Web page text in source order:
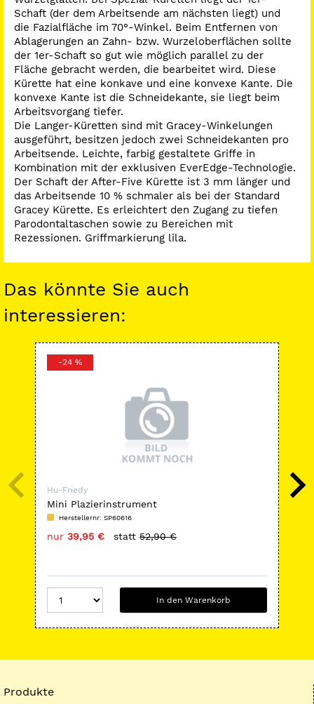
Schaft (der dem Arbeitsende am nächsten liegt) und
die Fazialfläche im 70°-Winkel. Beim Entfernen von
Ablagerungen an Zahn- bzw. Wurzeloberflächen sollte
der 1er-Schaft so gut wie möglich parallel zu der
Fläche gebracht werden, die bearbeitet wird. Diese
Kürette hat eine konkave und eine konvexe Kante. Die
konvexe Kante ist die Schneidekante, sie liegt beim
Arbeitsvorgang tiefer.
Die Langer-Küretten sind mit Gracey-Winkelungen
ausgeführt, besitzen jedoch zwei Schneidekanten pro
Arbeitsende. Leichte, farbig gestaltete Griffe in
Kombination mit der exklusiven EverEdge-Technologie.
Der Schaft der After-Five Kürette ist 3 mm länger und
das Arbeitsende 10 % schmaler als bei der Standard
Gracey Kürette. Es erleichtert den Zugang zu tiefen
Parodontaltaschen sowie zu Bereichen mit
Rezessionen. Griffmarkierung lila.
Das könnte Sie auch
interessieren:
-24 %
Hu-Friedy
Mini Plazierinstrument
Herstellernr: SP60616
nur 39,95 € statt 52,90 €
In den Warenkorb
Produkte